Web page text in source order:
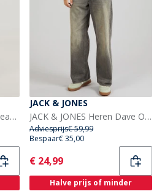
Crosshatch Jongens Slim Jeans Zwart
JACK & JONES
JACK & JONES Heren Dave Original 573 Wijde Jeans Black Denim
Adviesprijs€ 59,99
Bespaar€ 35,00
Current
€ 24,99
Halve prijs of minder